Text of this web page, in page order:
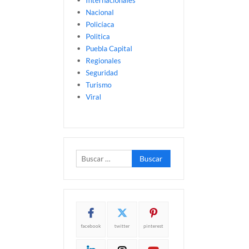
Nacional
Policíaca
Politica
Puebla Capital
Regionales
Seguridad
Turismo
Viral
Buscar:
facebook twitter pinterest